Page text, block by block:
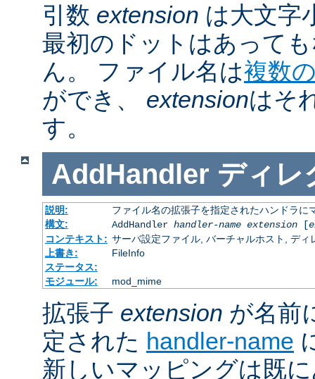
引数 extension は大文字
最初のドットはあって
ん。 ファイル名は複数
ができ、 extensionはそ
す。
AddHandler ディレ
説明:
ファイル名の拡張子を指定されたハンドラに
構文:
AddHandler handler-name extension[
コンテキスト: サーバ設定ファイル, バーチャルホスト, ディ
上書き:
FileInfo
ステータス:
モジュール:
mod_mime
拡張子 extension が名前
定された handler-name
新しいマッピングは既